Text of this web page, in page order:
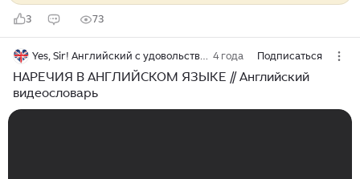
3 73
Yes, Sir! Английский с удовольствием 4 года Подписаться
НАРЕЧИЯ В АНГЛИЙСКОМ ЯЗЫКЕ // Английский
видеословарь